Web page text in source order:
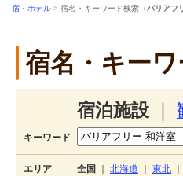
宿・ホテル > 宿名・キーワード検索（バリアフ
宿名・キー
宿泊施設
キーワード
エリア 全国 北海道 東北